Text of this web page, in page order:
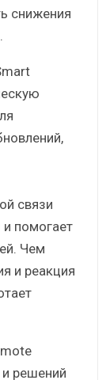
снижения
связи
помогает
Чем
и реакция
и решений